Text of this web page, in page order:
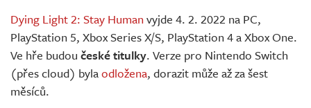
Dying Light 2: Stay Human vyjde 4. 2. 2022 na PC,
PlayStation 5, Xbox Series X/S, PlayStation 4 a Xbox One.
Ve hře budou české titulky. Verze pro Nintendo Switch
(přes cloud) bylaodložena, dorazit může až za šest
měsíců.